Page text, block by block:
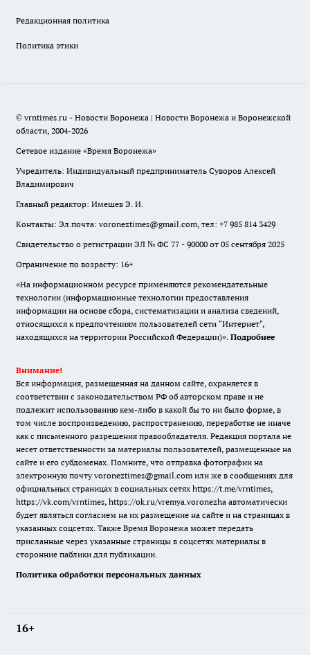
Редакционная политика
Политика этики
© vrntimes.ru - Новости Воронежа | Новости Воронежа и Воронежской
области, 2004-2026
Сетевое издание «Время Воронежа»
Учредитель: Индивидуальный предприниматель Суворов Алексей
Владимирович
Главный редактор: Имешев Э. И.
Контакты: Эл.почта: voroneztimes@gmail.com, тел: +7 985 814 3429
Свидетельство о регистрации ЭЛ № ФС 77 - 90000 от 05 сентября 2025
Ограничение по возрасту: 16+
«На информационном ресурсе применяются рекомендательные
технологии (информационные технологии предоставления
информации на основе сбора, систематизации и анализа сведений,
относящихся к предпочтениям пользователей сети "Интернет",
находящихся на территории Российской Федерации)». Подробнее
Внимание!
Вся информация, размещенная на данном сайте, охраняется в
соответствии с законодательством РФ об авторском праве и не
подлежит использованию кем-либо в какой бы то ни было форме, в
том числе воспроизведению, распространению, переработке не иначе
как с письменного разрешения правообладателя. Редакция портала не
несет ответственности за материалы пользователей, размещенные на
сайте и его субдоменах. Помните, что отправка фотографии на
электронную почту voroneztimes@gmail.com или же в сообщениях для
официальных страницах в социальных сетях https://t.me/vrntimes,
https://vk.com/vrntimes, https://ok.ru/vremya.voronezha автоматически
будет являться согласием на их размещение на сайте и на страницах в
указанных соцсетях. Также Время Воронежа может передать
присланные через указанные страницы в соцсетях материалы в
сторонние паблики для публикации.
Политика обработки персональных данных
16+